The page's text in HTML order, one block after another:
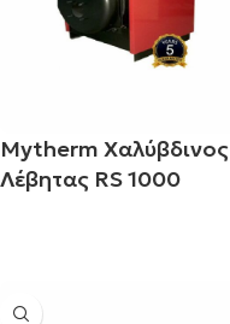
Mytherm Χαλύβδινος
Λέβητας RS 1000